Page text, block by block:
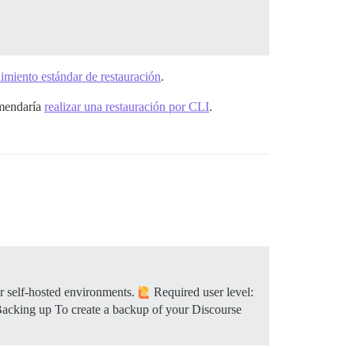
estándar de restauración.
realizar una restauración por CLI.
hosted environments.
Required user level:
up To create a backup of your Discourse